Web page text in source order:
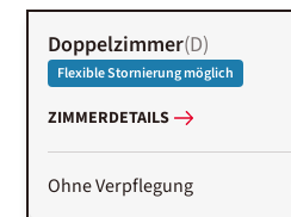
Doppelzimmer(D)
Flexible Stornierung möglich
ZIMMERDETAILS
Ohne Verpflegung